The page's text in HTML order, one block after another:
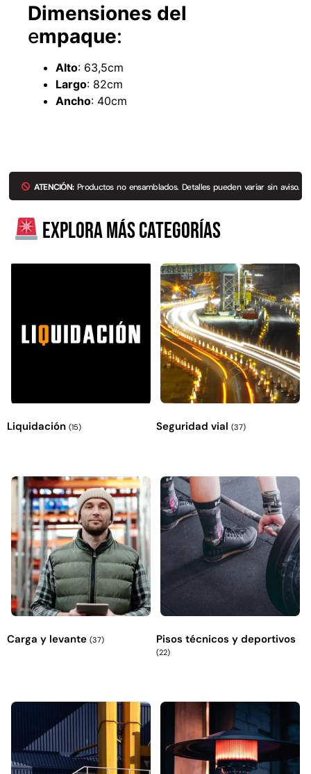
Dimensiones del
empaque:
Alto: 63,5cm
Largo: 82cm
Ancho: 40cm
ATENCIÓN:Productos no ensamblados. Detalles pueden variar sin aviso.
Explora más categorías
Liquidación (15) Seguridad vial (37)
Carga y levante (37) Pisos técnicos y deportivos
(22)
Empaquetadura 3/16" 4.8mm neopreno
con 1 tela 3.5MP
$803.797